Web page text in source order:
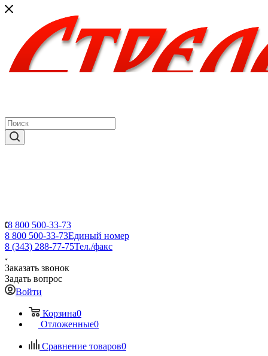
8 800 500-33-73
8 800 500-33-73Единый номер
8 (343) 288-77-75Тел./факс
Заказать звонок
Задать вопрос
Войти
Корзина0
Отложенные0
Сравнение товаров0